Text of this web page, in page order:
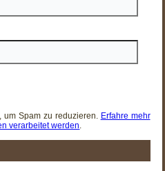
um Spam zu reduzieren. Erfahre mehr
verarbeitet werden